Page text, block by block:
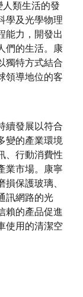
類生活的發
學及光學物理
能力，開發出
們的生活。康
獨特方式結合
領導地位的客
續發展以符合
變的產業環境
、行動消費性
業市場。康寧
保護玻璃、
訊網路的光
賴的產品促進
使用的清潔空